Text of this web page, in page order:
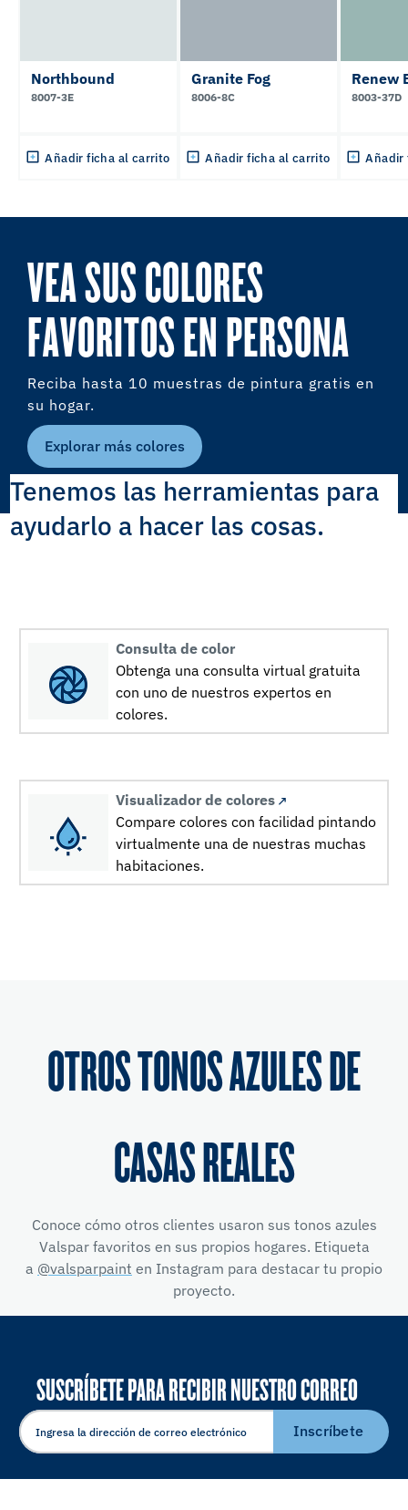
Northbound
8007-3E
Añadir ficha al carrito
Granite Fog
8006-8C
Añadir ficha al carrito
Renew
8003-37D
Añadir
VEA SUS COLORES
FAVORITOS EN PERSONA
Reciba hasta 10 muestras de pintura gratis en
su hogar.
Explorar más colores
Tenemos las herramientas para
ayudarlo a hacer las cosas.
Consulta de color
Obtenga una consulta virtual gratuita
con uno de nuestros expertos en
colores.
Visualizador de colores
Compare colores con facilidad pintando
virtualmente una de nuestras muchas
habitaciones.
OTROS TONOS AZULES DE
CASAS REALES
Conoce cómo otros clientes usaron sus tonos azules
Valspar favoritos en sus propios hogares. Etiqueta
a @valsparpaint en Instagram para destacar tu propio
proyecto.
SUSCRÍBETE PARA RECIBIR NUESTRO CORREO
ELECTRÓNICO
Inscríbete